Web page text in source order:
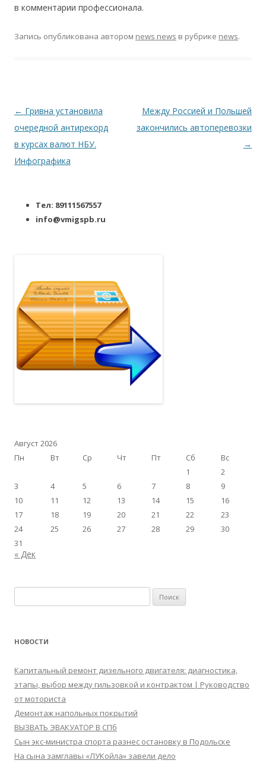
в комментарии профессионала.
Запись опубликована автором news news в рубрике news.
Навигация по записям
← Гривна установила
очередной антирекорд
в курсах валют НБУ.
Инфографика
Между Россией и Польшей
закончились автоперевозки
→
Тел: 89111567557
info@vmigspb.ru
Август 2026
Пн
Вт Ср Чт Пт Сб
Вс
1
2
3
4 5 6 7 8
9
10
11 12 13 14 15
16
17
18 19 20 21 22
23
24
25 26 27 28 29
30
31
« Дек
НОВОСТИ
Капитальный ремонт дизельного двигателя: диагностика,
этапы, выбор между гильзовкой и контрактом | Руководство
от моториста
Демонтаж напольных покрытий
ВЫЗВАТЬ ЭВАКУАТОР В СПб
Сын экс-министра спорта разнес остановку в Подольске
На сына замглавы «ЛУКойла» завели дело